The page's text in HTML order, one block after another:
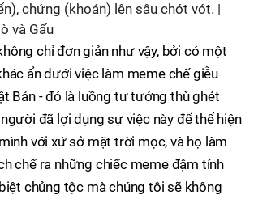
chứng (khoán) lên sâu chót vót. |
và Gấu
chỉ đơn giản như vậy, bởi có một
ẩn dưới việc làm meme chế giễu
Bản - đó là luồng tư tưởng thù ghét
đã lợi dụng sự việc này để thể hiện
với xứ sở mặt trời mọc, và họ làm
chế ra những chiếc meme đậm tính
chủng tộc mà chúng tôi sẽ không